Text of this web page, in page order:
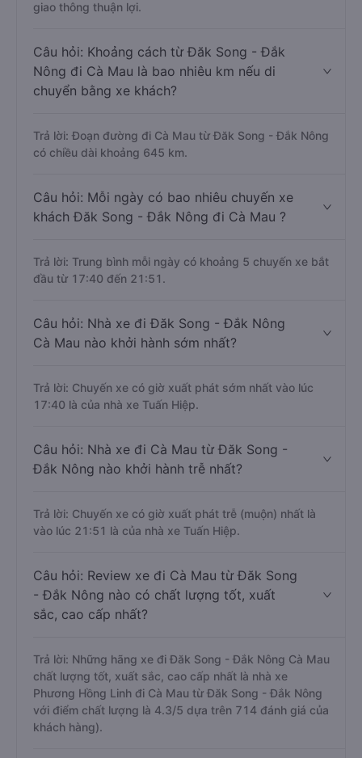
giao thông thuận lợi.
Câu hỏi: Khoảng cách từ Đăk Song - Đắk
Nông đi Cà Mau là bao nhiêu km nếu di
chuyển bằng xe khách?
Trả lời: Đoạn đường đi Cà Mau từ Đăk Song - Đắk Nông
có chiều dài khoảng 645 km.
Câu hỏi: Mỗi ngày có bao nhiêu chuyến xe
khách Đăk Song - Đắk Nông đi Cà Mau ?
Trả lời: Trung bình mỗi ngày có khoảng 5 chuyến xe bắt
đầu từ 17:40 đến 21:51.
Câu hỏi: Nhà xe đi Đăk Song - Đắk Nông
Cà Mau nào khởi hành sớm nhất?
Trả lời: Chuyến xe có giờ xuất phát sớm nhất vào lúc
17:40 là của nhà xe Tuấn Hiệp.
Câu hỏi: Nhà xe đi Cà Mau từ Đăk Song -
Đắk Nông nào khởi hành trễ nhất?
Trả lời: Chuyến xe có giờ xuất phát trễ (muộn) nhất là
vào lúc 21:51 là của nhà xe Tuấn Hiệp.
Câu hỏi: Review xe đi Cà Mau từ Đăk Song
- Đắk Nông nào có chất lượng tốt, xuất
sắc, cao cấp nhất?
Trả lời: Những hãng xe đi Đăk Song - Đắk Nông Cà Mau
chất lượng tốt, xuất sắc, cao cấp nhất là nhà xe
Phương Hồng Linh đi Cà Mau từ Đăk Song - Đắk Nông
với điểm chất lượng là 4.3/5 dựa trên 714 đánh giá của
khách hàng).